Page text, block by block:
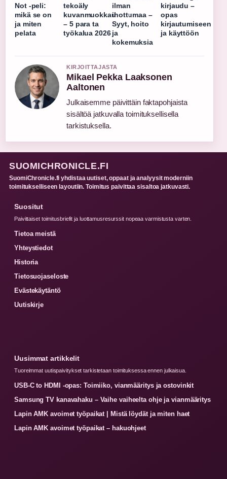
Not -peli:
mikä se on
ja miten
pelata
tekoäly
kuvanmuokkau
– 5 para ta
työkalua 2026
ilman
ihottumaa –
Syyt, hoito
ja
kokemuksia
kirjaudu –
opas
kirjautumiseen
ja käyttöön
KIRJOITTAJASTA
Mikael Pekka Laaksonen
Aaltonen
Julkaisemme päivittäin faktapohjaista
sisältöä jatkuvalla toimituksellisella
tarkistuksella.
SUOMICHRONICLE.FI
SuomiChronicle.fi yhdistaa uutiset, oppaat ja analyysit moderniin
toimitukselliseen layoutiin. Toimitus paivittaa sisaltoa jatkuvasti.
Suositut
Paivittaiset toimitusbriefit ja luottamusresurssit nopeaa varmistusta varten.
Tietoa meistä
Yhteystiedot
Historia
Tietosuojaseloste
Evästekäytäntö
Uutiskirje
Uusimmat artikkelit
Tuoreimmat uutispaivitykset tarkistetaan toimituksessa ennen julkaisua.
USB-C to HDMI -opas: Toimiiko, vianmääritys ja ostovinkit
Samsung TV kanavahaku – Vaihe vaiheelta ohje ja vianmääritys
Lapin AMK avoimet työpaikat | Mistä löydät ja miten haet
Lapin AMK avoimet työpaikat – hakuohjeet